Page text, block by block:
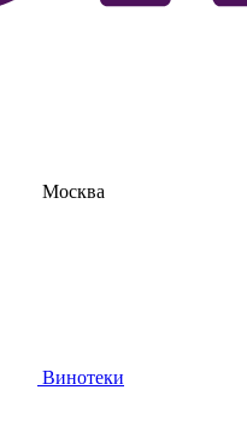
Москва
Винотеки